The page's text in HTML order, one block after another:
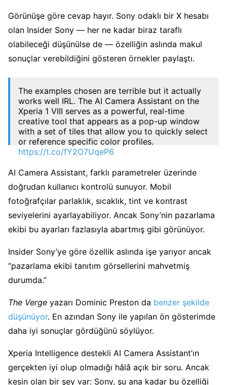
Görünüşe göre cevap hayır. Sony odaklı bir X hesabı
olan Insider Sony — her ne kadar biraz taraflı
olabileceği düşünülse de — özelliğin aslında makul
sonuçlar verebildiğini gösteren örnekler paylaştı.
The examples chosen are terrible but it actually
works well IRL. The AI Camera Assistant on the
Xperia 1 VIII serves as a powerful, real-time
creative tool that appears as a pop-up window
with a set of tiles that allow you to quickly select
or reference specific color profiles.
https://t.co/fY2O7UqeP6
— INSIDER SONY (@INSIDERSONY)
AI Camera Assistant, farklı parametreler üzerinde
doğrudan kullanıcı kontrolü sunuyor. Mobil
fotoğrafçılar parlaklık, sıcaklık, tint ve kontrast
seviyelerini ayarlayabiliyor. Ancak Sony’nin pazarlama
ekibi bu ayarları fazlasıyla abartmış gibi görünüyor.
Insider Sony’ye göre özellik aslında işe yarıyor ancak
“pazarlama ekibi tanıtım görsellerini mahvetmiş
durumda.”
The Verge yazarı Dominic Preston da benzer şekilde
düşünüyor. En azından Sony ile yapılan ön gösterimde
daha iyi sonuçlar gördüğünü söylüyor.
Xperia Intelligence destekli AI Camera Assistant’ın
gerçekten iyi olup olmadığı hâlâ açık bir soru. Ancak
kesin olan bir şey var: Sony, şu ana kadar bu özelliği